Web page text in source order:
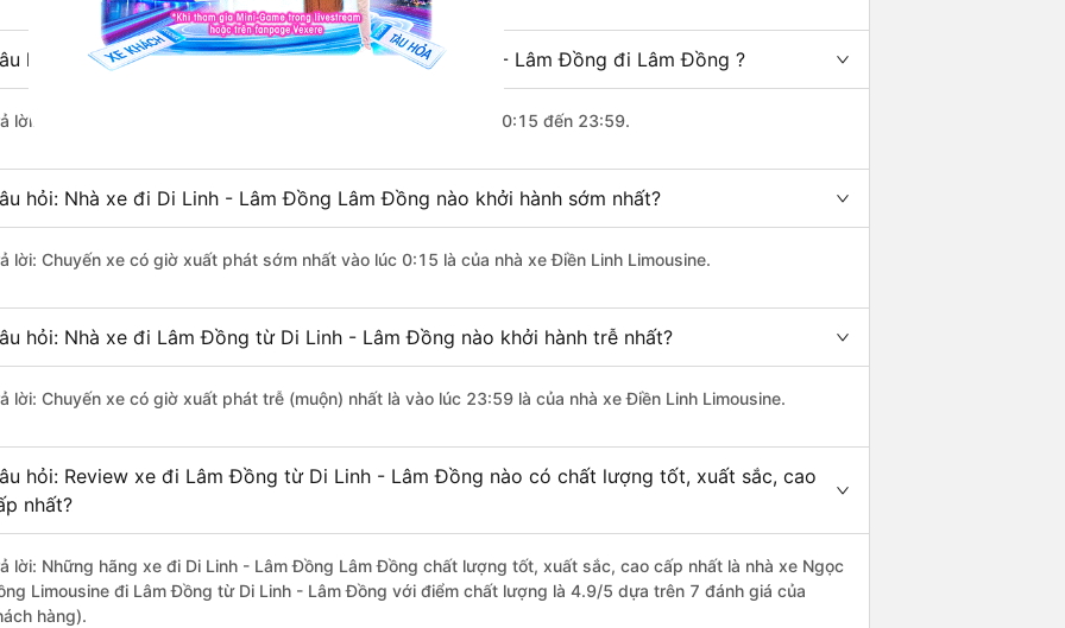
hỏi: Mỗi ngày có bao nhiêu chuyến xe khách Di Linh - Lâm Đồng đi Lâm Đồng ?
lời: Trung bình mỗi ngày có khoảng 225 chuyến xe bắt đầu từ 0:15 đến 23:59.
hỏi: Nhà xe đi Di Linh - Lâm Đồng Lâm Đồng nào khởi hành sớm nhất?
lời: Chuyến xe có giờ xuất phát sớm nhất vào lúc 0:15 là của nhà xe Điền Linh Limousine.
hỏi: Nhà xe đi Lâm Đồng từ Di Linh - Lâm Đồng nào khởi hành trễ nhất?
lời: Chuyến xe có giờ xuất phát trễ (muộn) nhất là vào lúc 23:59 là của nhà xe Điền Linh Limousine.
hỏi: Review xe đi Lâm Đồng từ Di Linh - Lâm Đồng nào có chất lượng tốt, xuất sắc, cao
nhất?
lời: Những hãng xe đi Di Linh - Lâm Đồng Lâm Đồng chất lượng tốt, xuất sắc, cao cấp nhất là nhà xe Ngọc
Limousine đi Lâm Đồng từ Di Linh - Lâm Đồng với điểm chất lượng là 4.9/5 dựa trên 7 đánh giá của
hàng).